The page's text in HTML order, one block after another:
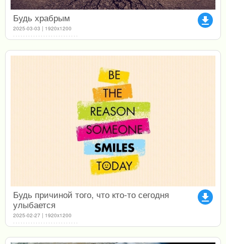
file_download
Будь храбрым
2025-03-03 | 1920x1200
file_download
Будь причиной того, что кто-то сегодня
улыбается
2025-02-27 | 1920x1200